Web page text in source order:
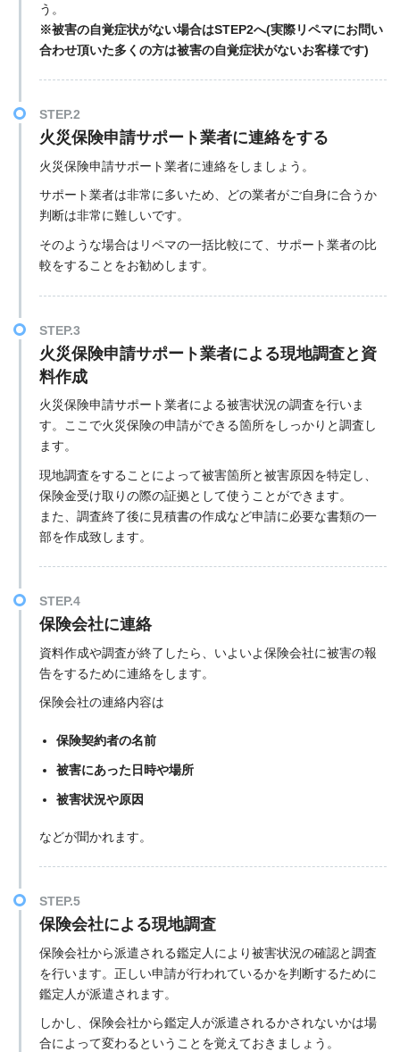
う。
※被害の自覚症状がない場合はSTEP2へ(実際リペマにお問い
合わせ頂いた多くの方は被害の自覚症状がないお客様です)
STEP.2
火災保険申請サポート業者に連絡をする
火災保険申請サポート業者に連絡をしましょう。
サポート業者は非常に多いため、どの業者がご自身に合うか
判断は非常に難しいです。
そのような場合はリペマの一括比較にて、サポート業者の比
較をすることをお勧めします。
STEP.3
火災保険申請サポート業者による現地調査と資
料作成
火災保険申請サポート業者による被害状況の調査を行いま
す。ここで火災保険の申請ができる箇所をしっかりと調査し
ます。
現地調査をすることによって被害箇所と被害原因を特定し、
保険金受け取りの際の証拠として使うことができます。
また、調査終了後に見積書の作成など申請に必要な書類の一
部を作成致します。
STEP.4
保険会社に連絡
資料作成や調査が終了したら、いよいよ保険会社に被害の報
告をするために連絡をします。
保険会社の連絡内容は
保険契約者の名前
被害にあった日時や場所
被害状況や原因
などが聞かれます。
STEP.5
保険会社による現地調査
保険会社から派遣される鑑定人により被害状況の確認と調査
を行います。正しい申請が行われているかを判断するために
鑑定人が派遣されます。
しかし、保険会社から鑑定人が派遣されるかされないかは場
合によって変わるということを覚えておきましょう。